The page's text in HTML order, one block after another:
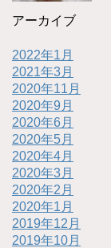
アーカイブ
2022年1月
2021年3月
2020年11月
2020年9月
2020年6月
2020年5月
2020年4月
2020年3月
2020年2月
2020年1月
2019年12月
2019年10月